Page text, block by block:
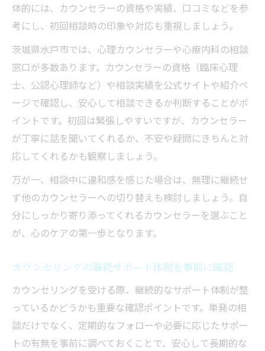
体的には、カウンセラーの資格や実績、口コミなどを参
考にし、初回相談時の印象や対応も重視しましょう。
茨城県水戸市では、心理カウンセラーや心療内科の相談
窓口が多数あります。カウンセラーの資格（臨床心理
士、公認心理師など）や相談実績を公式サイトや紹介ペ
ージで確認し、安心して相談できるか判断することがポ
イントです。初回は緊張しやすいですが、カウンセラー
が丁寧に話を聞いてくれるか、不安や疑問にきちんと対
応してくれるかも観察しましょう。
万が一、相談中に違和感を感じた場合は、無理に継続せ
ず他のカウンセラーへの切り替えも検討しましょう。自
分にしっかり寄り添ってくれるカウンセラーを選ぶこと
が、心のケアの第一歩となります。
カウンセリングの継続サポート体制を事前に確認
カウンセリングを受ける際、継続的なサポート体制が整
っているかどうかも重要な確認ポイントです。単発の相
談だけでなく、定期的なフォローや必要に応じたサポー
トの有無を事前に調べておくことで、安心して長期的な